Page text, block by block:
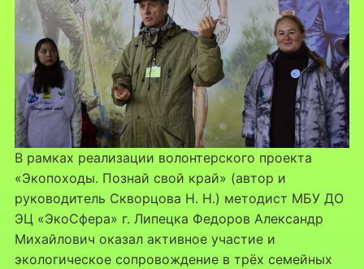
В рамках реализации волонтерского проекта
«Экопоходы. Познай свой край» (автор и
руководитель Скворцова Н. Н.) методист МБУ ДО
ЭЦ «ЭкоСфера» г. Липецка Федоров Александр
Михайлович оказал активное участие и
экологическое сопровождение в трёх семейных